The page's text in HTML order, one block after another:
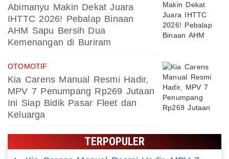
Abimanyu Makin Dekat Juara
IHTTC 2026! Pebalap Binaan
AHM Sapu Bersih Dua
Kemenangan di Buriram
OTOMOTIF
Kia Carens Manual Resmi Hadir,
MPV 7 Penumpang Rp269 Jutaan
Ini Siap Bidik Pasar Fleet dan
Keluarga
TERPOPULER